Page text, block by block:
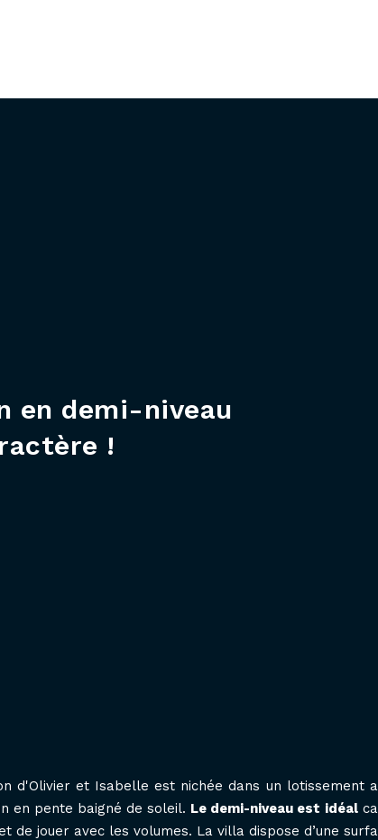
en demi-niveau
!
d'Olivier et Isabelle est nichée dans un lotissement
en pente baigné de soleil. Le demi-niveau est idéal
de jouer avec les volumes. La villa dispose d’une